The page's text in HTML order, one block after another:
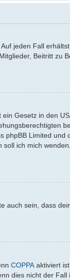
jeden Fall
Beitritt zu
Gesetz in den
phpBB Limited und
ich mich
auch sein, dass
COPPA aktiviert
dies nicht der Fall